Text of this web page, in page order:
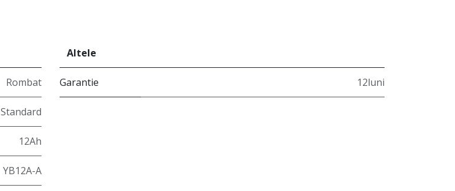
Rombat
Standard
12Ah
YB12A-A
Altele
Garantie 12luni